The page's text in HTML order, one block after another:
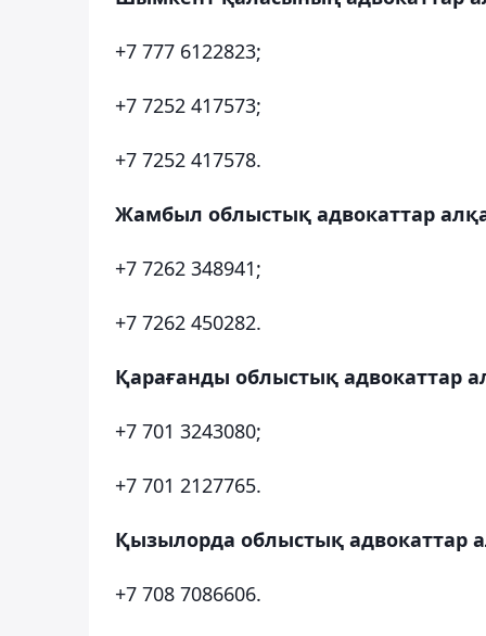
+7 777 6122823;
+7 7252 417573;
+7 7252 417578.
Жамбыл облыстық адвокаттар
+7 7262 348941;
+7 7262 450282.
Қарағанды облыстық адвокаттар
+7 701 3243080;
+7 701 2127765.
Қызылорда облыстық адвокаттар
+7 708 7086606.